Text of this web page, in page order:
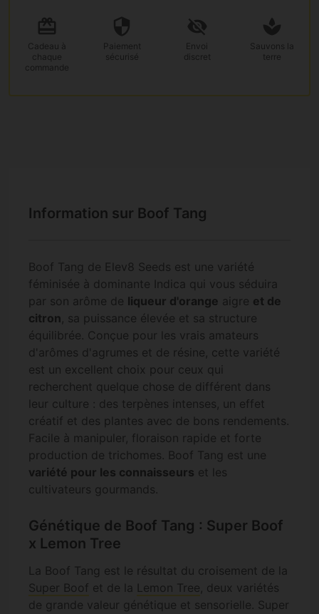
Cadeau à
chaque
commande
Paiement
sécurisé
Envoi
discret
Sauvons la
terre
Information sur Boof Tang
Boof Tang de Elev8 Seeds est une variété
féminisée à dominante Indica qui vous séduira
par son arôme de liqueur d'orange aigre et de
citron, sa puissance élevée et sa structure
équilibrée. Conçue pour les vrais amateurs
d'arômes d'agrumes et de résine, cette variété
est un excellent choix pour ceux qui
recherchent quelque chose de différent dans
leur culture : des terpènes intenses, un effet
créatif et des plantes avec de bons rendements.
Facile à manipuler, floraison rapide et forte
production de trichomes. Boof Tang est une
variété pour les connaisseurs et les
cultivateurs gourmands.
Génétique de Boof Tang : Super Boof
x Lemon Tree
La Boof Tang est le résultat du croisement de la
Super Boof et de la Lemon Tree, deux variétés
de grande valeur génétique et sensorielle. Super